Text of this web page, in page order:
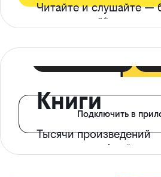
Читайте и слушайте —
ограничений*
Книги
Тысячи произведений
с доступом офлайн
Подключить в